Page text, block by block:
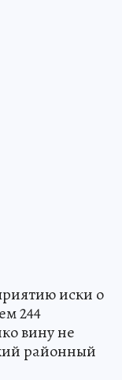
иски о
244
вину не
районный